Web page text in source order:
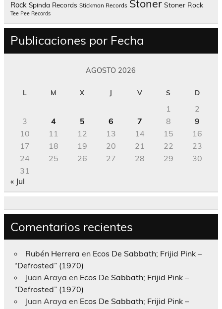
Rock Spinda Records Stickman Records Stoner Stoner Rock
Tee Pee Records
Publicaciones por Fecha
AGOSTO 2026
L M X J V S D
1
2
3
4 5 6 7 8
9
10
11 12 13 14 15
16
17
18 19 20 21 22
23
24
25 26 27 28 29
30
31
« Jul
Comentarios recientes
Rubén Herrera en Ecos De Sabbath; Frijid Pink –
“Defrosted” (1970)
Juan Araya en Ecos De Sabbath; Frijid Pink –
“Defrosted” (1970)
Juan Araya en Ecos De Sabbath; Frijid Pink –